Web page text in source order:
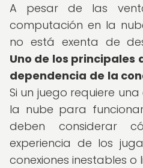
A pesar de las
computación en la
no está exenta de
Uno de los principales
dependencia de la
Si un juego requiere
la nube para
deben considerar
experiencia de los
conexiones inestables o